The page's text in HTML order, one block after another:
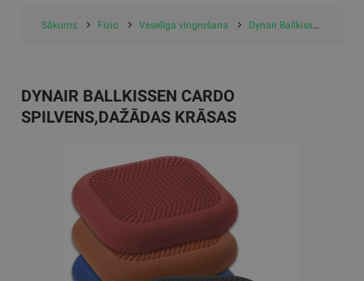
Sākums Fizio Veselīga vingrošana Dynair Ballkissen Cardo spilvens,dažādas krāsas
DYNAIR BALLKISSEN CARDO
SPILVENS,DAŽĀDAS KRĀSAS